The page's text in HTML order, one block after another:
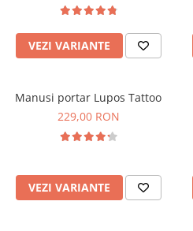
Echipament portar
Echipamente sportive
personalizate
Trening
Outlet Lupos
VEZI VARIANTE
Manusi portar Lupos Tattoo
229,00 RON
VEZI VARIANTE